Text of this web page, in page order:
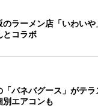
のラーメン店「いわい
とコラボ
「バネバグース」がテ
別エアコンも